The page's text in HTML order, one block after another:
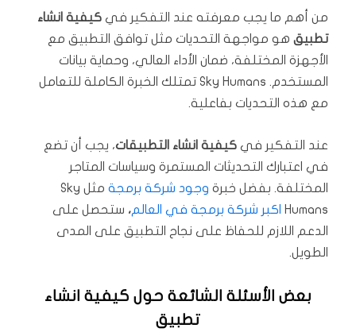
من أهم ما يجب معرفته عند التفكير في كيفية انشاء
تطبيق هو مواجهة التحديات مثل توافق التطبيق مع
الأجهزة المختلفة، ضمان الأداء العالي، وحماية بيانات
المستخدم. Sky Humans تمتلك الخبرة الكاملة للتعامل
مع هذه التحديات بفاعلية.
عند التفكير في كيفية انشاء التطبيقات، يجب أن تضع
في اعتبارك التحديثات المستمرة وسياسات المتاجر
المختلفة. بفضل خبرة وجود شركة برمجة
مثل Sky
Humans
اكبر شركة برمجة في العالم، ستحصل على
الدعم اللازم للحفاظ على نجاح التطبيق على المدى
الطويل.
بعض الأسئلة الشائعة حول كيفية انشاء
تطبيق